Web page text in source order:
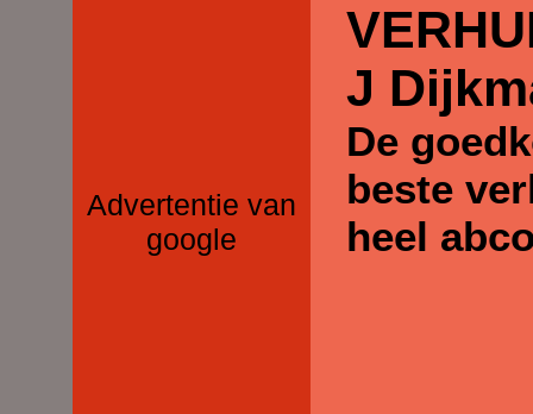
Advertentie van
google
J
De
beste
heel